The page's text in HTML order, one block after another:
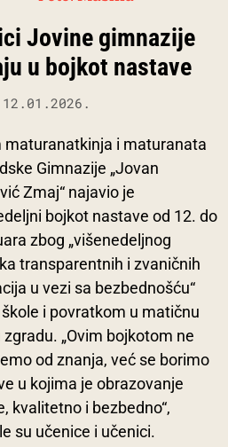
Jovine gimnazije
u bojkot nastave
12.01.2026.
maturanatkinja i maturanata
Gimnazije „Jovan
Zmaj“ najavio je
bojkot nastave od 12. do
zbog „višenedeljnog
transparentnih i zvaničnih
u vezi sa bezbednošću“
i povratkom u matičnu
zgradu. „Ovim bojkotom ne
od znanja, već se borimo
u kojima je obrazovanje
kvalitetno i bezbedno“,
su učenice i učenici.